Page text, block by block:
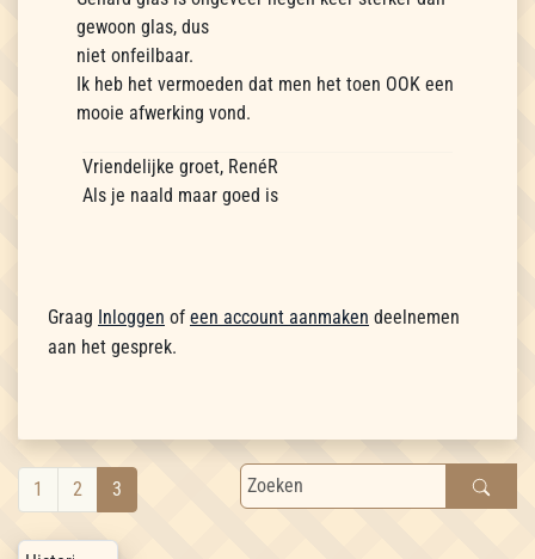
gewoon glas, dus
niet onfeilbaar.
Ik heb het vermoeden dat men het toen OOK een
mooie afwerking vond.
Vriendelijke groet, RenéR
Als je naald maar goed is
Graag Inloggen of een account aanmaken deelnemen
aan het gesprek.
1 2 3